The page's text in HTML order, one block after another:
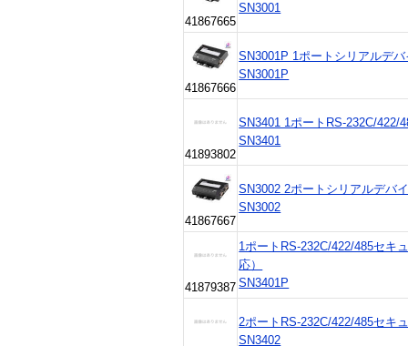
41867665
SN3001
41867666
SN3001P 1ポートシリアルデ
SN3001P
41893802
SN3401 1ポートRS-232C/422/
SN3401
41867667
SN3002 2ポートシリアルデバ
SN3002
41879387
1ポートRS-232C/422/485セキ
応）
SN3401P
2ポートRS-232C/422/485セキ
SN3402